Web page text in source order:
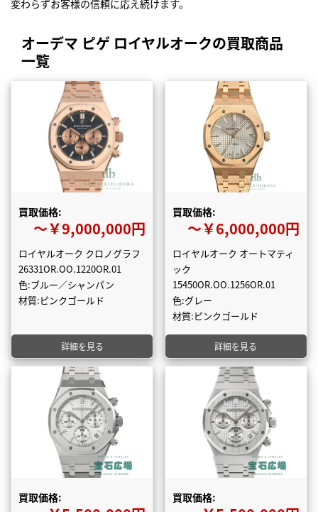
変わらずお客様の信頼に応え続けます。
オーデマ ピゲ ロイヤルオークの買取商品
一覧
買取価格:
〜￥9,000,000円
ロイヤルオーク クロノグラフ
26331OR.OO.1220OR.01
色:ブルー／シャンパン
材質:ピンクゴールド
詳細を見る
買取価格:
〜￥6,000,000円
ロイヤルオーク オートマティ
ック
15450OR.OO.1256OR.01
色:グレー
材質:ピンクゴールド
詳細を見る
買取価格: 買取価格: